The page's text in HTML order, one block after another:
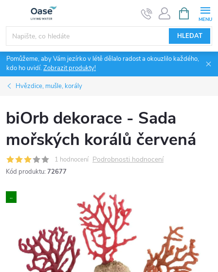
obsah
HLEDAT
NÁKUPNÍ
KOŠÍK
Pomůžeme, aby Vám jezírko v létě dělalo radost a okouzlilo každého,
kdo ho uvidí.Zobrazit produkty!
Hvězdice, mušle, korály
biOrb dekorace - Sada
mořských korálů červená
1 hodnocení Podrobnosti hodnocení
Kód produktu: 72677
..